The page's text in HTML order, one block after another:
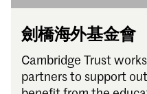
劍橋海外基金會
Cambridge Trust
partners to support